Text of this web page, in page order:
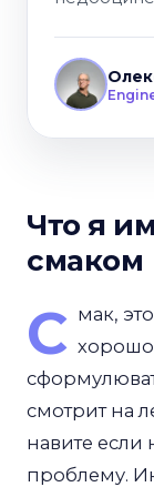
Что я
смаком
С мак,
смотрит на
навите если
проблему.